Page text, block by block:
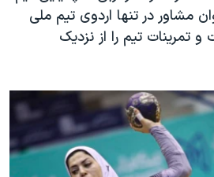
مشاور در تنها اردوی تیم ملی
و ‌تمرینات تیم را از نزدیک‌